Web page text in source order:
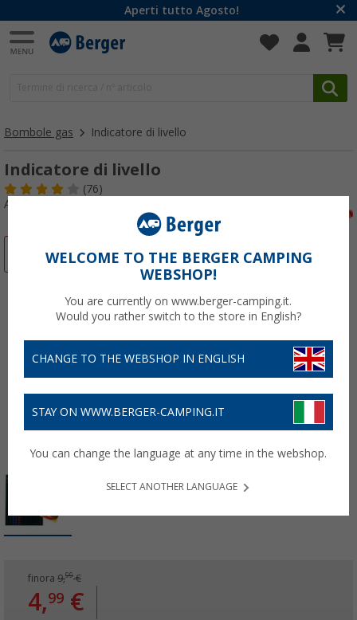
Aperti tutto Agosto!
Bombole gas Indicatore di livello
Indicatore di livello
(76)
Articolo n: 113660
-50%
finora 9,99€
4,99 €
WELCOME TO THE BERGER CAMPING
WEBSHOP!
You are currently on www.berger-camping.it.
Would you rather switch to the store in English?
CHANGE TO THE WEBSHOP IN ENGLISH
STAY ON WWW.BERGER-CAMPING.IT
You can change the language at any time in the webshop.
SELECT ANOTHER LANGUAGE